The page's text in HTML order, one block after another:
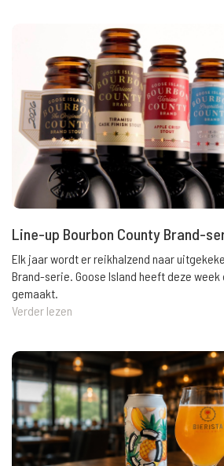
Line-up Bourbon County Brand-
Elk jaar wordt er reikhalzend naar
Brand-serie. Goose Island heeft deze
gemaakt.
Verder lezen